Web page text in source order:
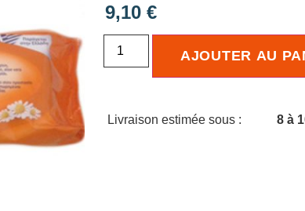
basé sur
notation
client
9,10 €
AJOUTER AU
Livraison estimée sous : 8 à